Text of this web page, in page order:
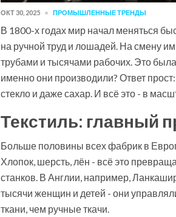
ОКТ 30, 2025 ПРОМЫШЛЕННЫЕ ТРЕНДЫ
В 1800-х годах мир начал меняться
на ручной труд и лошадей. На смену
трубами и тысячами рабочих. Это
именно они производили? Ответ
стекло и даже сахар. И всё это - в
Текстиль: главный
Больше половины всех фабрик в
Хлопок, шерсть, лён - всё это
станков. В Англии, например,
тысячи женщин и детей - они
ткани, чем ручные ткачи.